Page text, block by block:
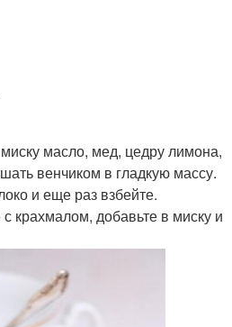
масло, мед, цедру лимона,
венчиком в гладкую массу.
и еще раз взбейте.
крахмалом, добавьте в миску и